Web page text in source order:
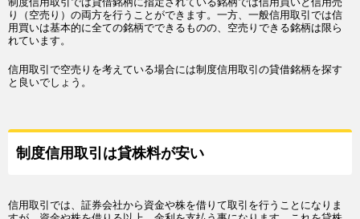
り（空売り）の両方を行うことができます。一方、一般信用取引では信
用買いは基本的に全ての銘柄でできるものの、空売りできる銘柄は限ら
れています。
信用取引で空売りを考えている場合には制度信用取引の貸借銘柄を探す
と良いでしょう。
制度信用取引は貸株料が安い
信用取引では、証券会社から資金や株を借りて取引を行うことになりま